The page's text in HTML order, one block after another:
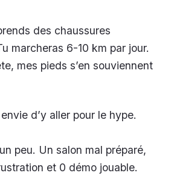
des chaussures
marcheras 6-10 km par jour.
mes pieds s’en souviennent
d’y aller pour le hype.
peu. Un salon mal préparé,
et 0 démo jouable.